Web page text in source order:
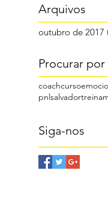
Arquivos
outubro de 2017
Procurar por
coachcurso
pnlsalvador
Siga-nos